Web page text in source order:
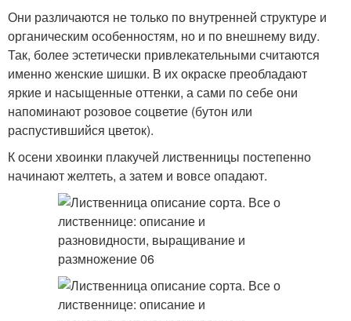
Они различаются не только по внутренней структуре и
органическим особенностям, но и по внешнему виду.
Так, более эстетически привлекательными считаются
именно женские шишки. В их окраске преобладают
яркие и насыщенные оттенки, а сами по себе они
напоминают розовое соцветие (бутон или
распустившийся цветок).
К осени хвоинки плакучей лиственницы постепенно
начинают желтеть, а затем и вовсе опадают.